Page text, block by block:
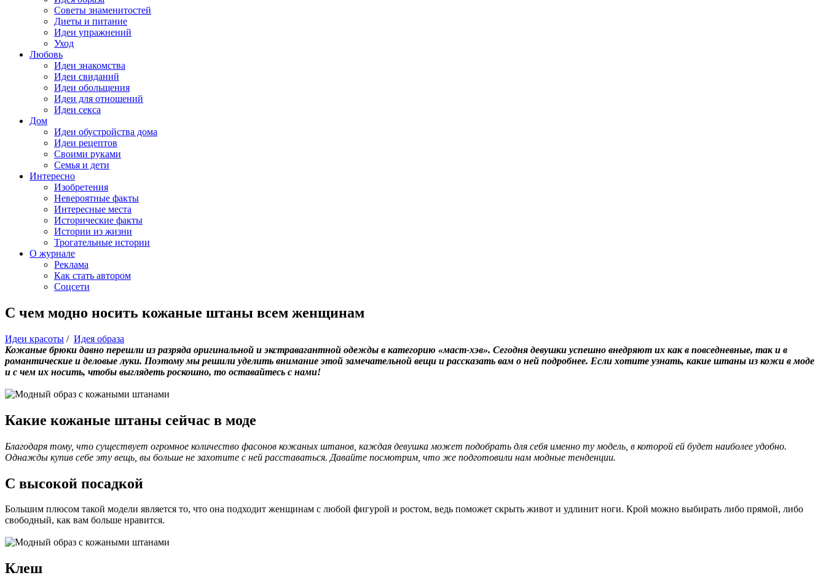
Советы знаменитостей
Диеты и питание
Идеи упражнений
Уход
Любовь
Идеи знакомства
Идеи свиданий
Идеи обольщения
Идеи для отношений
Идеи секса
Дом
Идеи обустройства дома
Идеи рецептов
Своими руками
Семья и дети
Интересно
Изобретения
Невероятные факты
Интересные места
Исторические факты
Истории из жизни
Трогательные истории
О журнале
Реклама
Как стать автором
Соцсети
С чем модно носить кожаные штаны всем женщинам
Идеи красоты / Идея образа
Кожаные брюки давно перешли из разряда оригинальной и экстравагантной одежды в категорию «маст-хэв». Сегодня девушки успешно внедряют их как в повседневные, так и в
романтические и деловые луки. Поэтому мы решили уделить внимание этой замечательной вещи и рассказать вам о ней подробнее. Если хотите узнать, какие штаны из кожи в моде
и с чем их носить, чтобы выглядеть роскошно, то оставайтесь с нами!
Какие кожаные штаны сейчас в моде
Благодаря тому, что существует огромное количество фасонов кожаных штанов, каждая девушка может подобрать для себя именно ту модель, в которой ей будет наиболее удобно.
Однажды купив себе эту вещь, вы больше не захотите с ней расставаться. Давайте посмотрим, что же подготовили нам модные тенденции.
С высокой посадкой
Большим плюсом такой модели является то, что она подходит женщинам с любой фигурой и ростом, ведь поможет скрыть живот и удлинит ноги. Крой можно выбирать либо прямой, либо
свободный, как вам больше нравится.
Клеш